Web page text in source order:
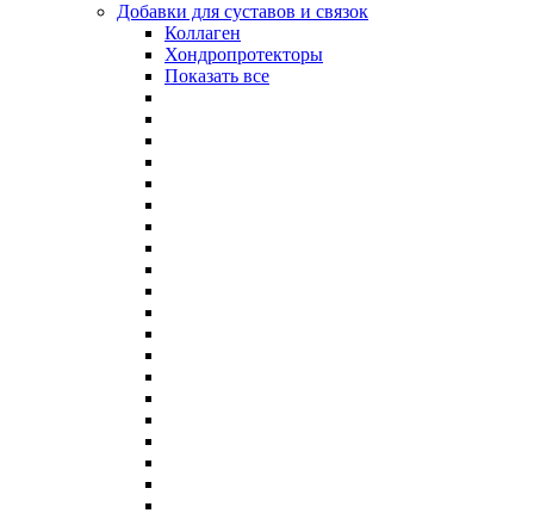
Добавки для суставов и связок
Коллаген
Хондропротекторы
Показать все